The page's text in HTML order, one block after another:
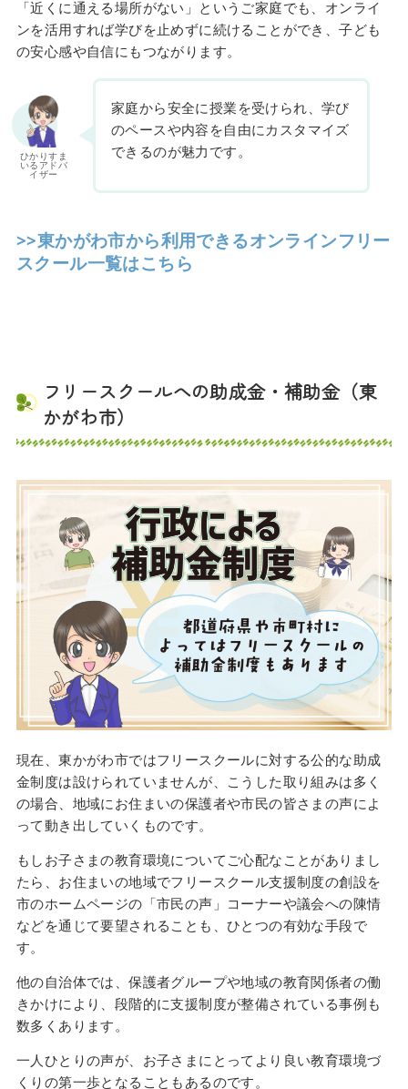
「近くに通える場所がない」というご家庭でも、オンライ
ンを活用すれば学びを止めずに続けることができ、子ども
の安心感や自信にもつながります。
ひかりすま
いるアドバ
イザー
家庭から安全に授業を受けられ、学び
のペースや内容を自由にカスタマイズ
できるのが魅力です。
>>東かがわ市から利用できるオンラインフリー
スクール一覧はこちら
フリースクールへの助成金・補助金（東
かがわ市）
現在、東かがわ市ではフリースクールに対する公的な助成
金制度は設けられていませんが、こうした取り組みは多く
の場合、地域にお住まいの保護者や市民の皆さまの声によ
って動き出していくものです。
もしお子さまの教育環境についてご心配なことがありまし
たら、お住まいの地域でフリースクール支援制度の創設を
市のホームページの「市民の声」コーナーや議会への陳情
などを通じて要望されることも、ひとつの有効な手段で
す。
他の自治体では、保護者グループや地域の教育関係者の働
きかけにより、段階的に支援制度が整備されている事例も
数多くあります。
一人ひとりの声が、お子さまにとってより良い教育環境づ
くりの第一歩となることもあるのです。